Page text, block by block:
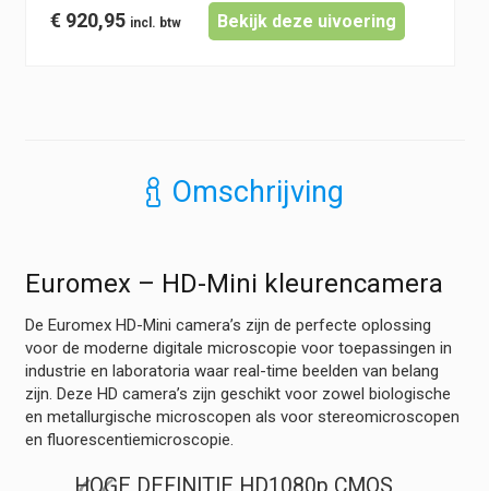
€ 920,95 Bekijk deze uivoering
Omschrijving
Euromex – HD-Mini kleurencamera
De Euromex HD-Mini camera’s zijn de perfecte oplossing
voor de moderne digitale microscopie voor toepassingen in
industrie en laboratoria waar real-time beelden van belang
zijn. Deze HD camera’s zijn geschikt voor zowel biologische
en metallurgische microscopen als voor stereomicroscopen
en fluorescentiemicroscopie.